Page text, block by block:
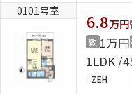
お問い合わせ・よくあ
シャーメゾンライフ CLUB
0101号室
6.8万円
敷 1万円
1LDK
ZEH